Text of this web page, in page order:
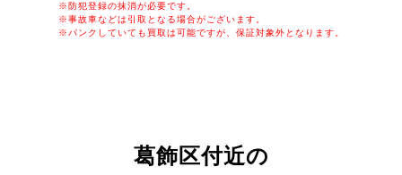
※防犯登録の抹消が必要です。
※事故車などは引取となる場合がございます。
※パンクしていても買取は可能ですが、保証対象外となります。
葛飾区付近の